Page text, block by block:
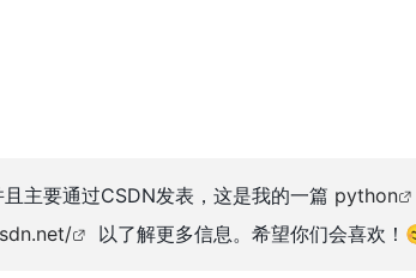
主要通过CSDN发表，这是我的一篇 python
以了解更多信息。希望你们会喜欢！